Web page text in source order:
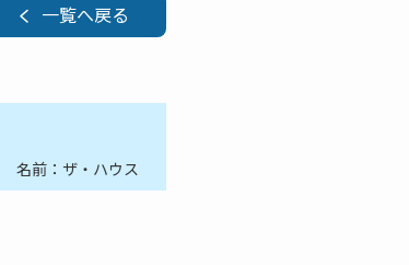
一覧へ戻る
名前：ザ・ハウス